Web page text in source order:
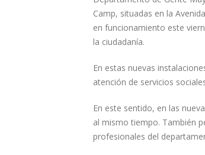
Camp, situadas en la
en funcionamiento este
la ciudadanía.
En estas nuevas
atención de servicios
En este sentido, en las
al mismo tiempo. También
profesionales del